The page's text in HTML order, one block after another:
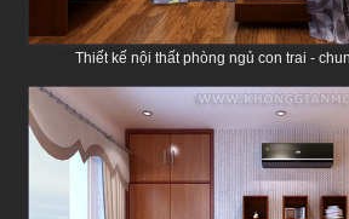
Thiết kế nội thất phòng ngủ con trai -